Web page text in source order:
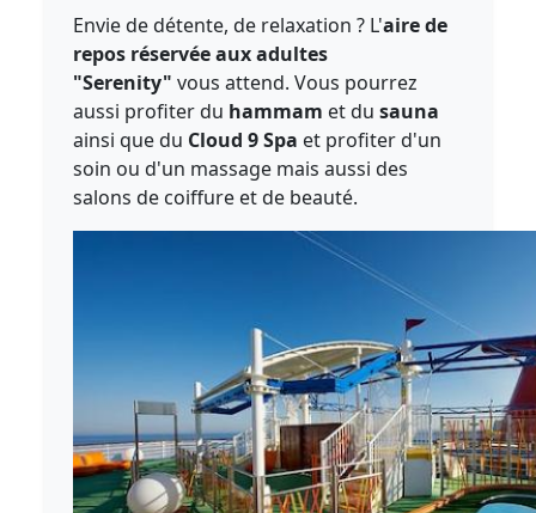
Envie de détente, de relaxation ? L'aire de
repos réservée aux adultes
"Serenity" vous attend. Vous pourrez
aussi profiter du hammam et dusauna
ainsi que du Cloud 9 Spa et profiter d'un
soin ou d'un massage mais aussi des
salons de coiffure et de beauté.